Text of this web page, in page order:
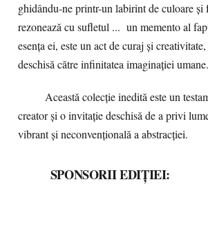
ghidându-ne printr-un labirint de culoare și
rezonează cu sufletul ... un memento al
esența ei, este un act de curaj și
deschisă către infinitatea imaginației umane.
Această colecție inedită este un
creator și o invitație deschisă de a privi
vibrant și neconvențională a abstracției.
SPONSORII EDIȚIEI: